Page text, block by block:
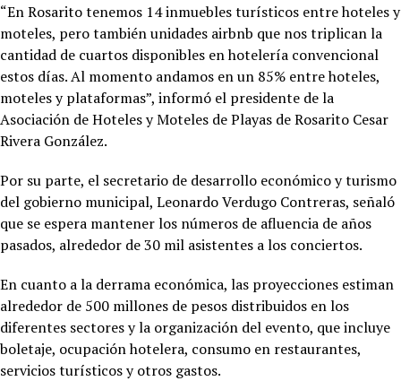
“En Rosarito tenemos 14 inmuebles turísticos entre hoteles y
moteles, pero también unidades airbnb que nos triplican la
cantidad de cuartos disponibles en hotelería convencional
estos días. Al momento andamos en un 85% entre hoteles,
moteles y plataformas”, informó el presidente de la
Asociación de Hoteles y Moteles de Playas de Rosarito Cesar
Rivera González.
Por su parte, el secretario de desarrollo económico y turismo
del gobierno municipal, Leonardo Verdugo Contreras, señaló
que se espera mantener los números de afluencia de años
pasados, alrededor de 30 mil asistentes a los conciertos.
En cuanto a la derrama económica, las proyecciones estiman
alrededor de 500 millones de pesos distribuidos en los
diferentes sectores y la organización del evento, que incluye
boletaje, ocupación hotelera, consumo en restaurantes,
servicios turísticos y otros gastos.